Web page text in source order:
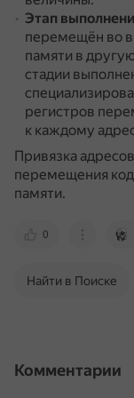
Этап
перемещён во
памяти в
стадии
регистров
к каждому
Привязка
перемещения
памяти.
0
Найти в Поиске
Комментарии